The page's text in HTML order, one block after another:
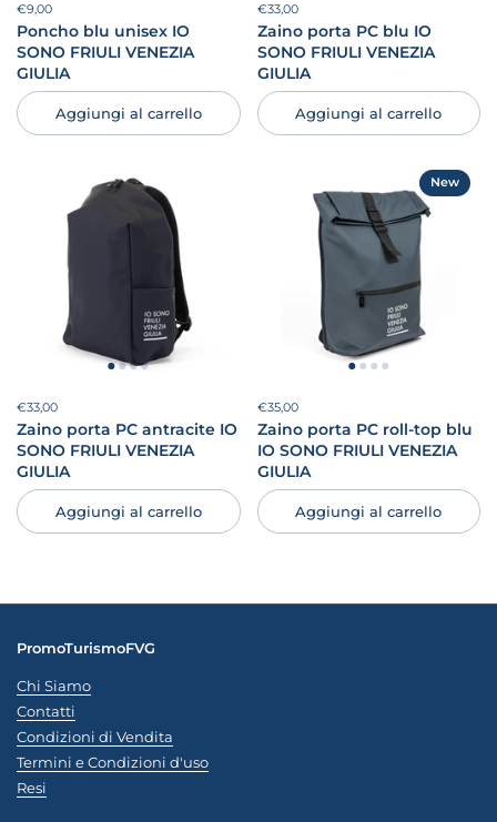
Prezzo:
€9,00
Poncho blu unisex IO
SONO FRIULI VENEZIA
GIULIA
Aggiungi al carrello
Prezzo:
€33,00
Zaino porta PC blu IO
SONO FRIULI VENEZIA
GIULIA
Aggiungi al carrello
Prezzo:
€33,00
Zaino porta PC antracite IO
SONO FRIULI VENEZIA
GIULIA
Aggiungi al carrello
Prezzo:
€35,00
Zaino porta PC roll-top blu
IO SONO FRIULI VENEZIA
GIULIA
Aggiungi al carrello
New
PromoTurismoFVG
Chi Siamo
Contatti
Condizioni di Vendita
Termini e Condizioni d'uso
Resi